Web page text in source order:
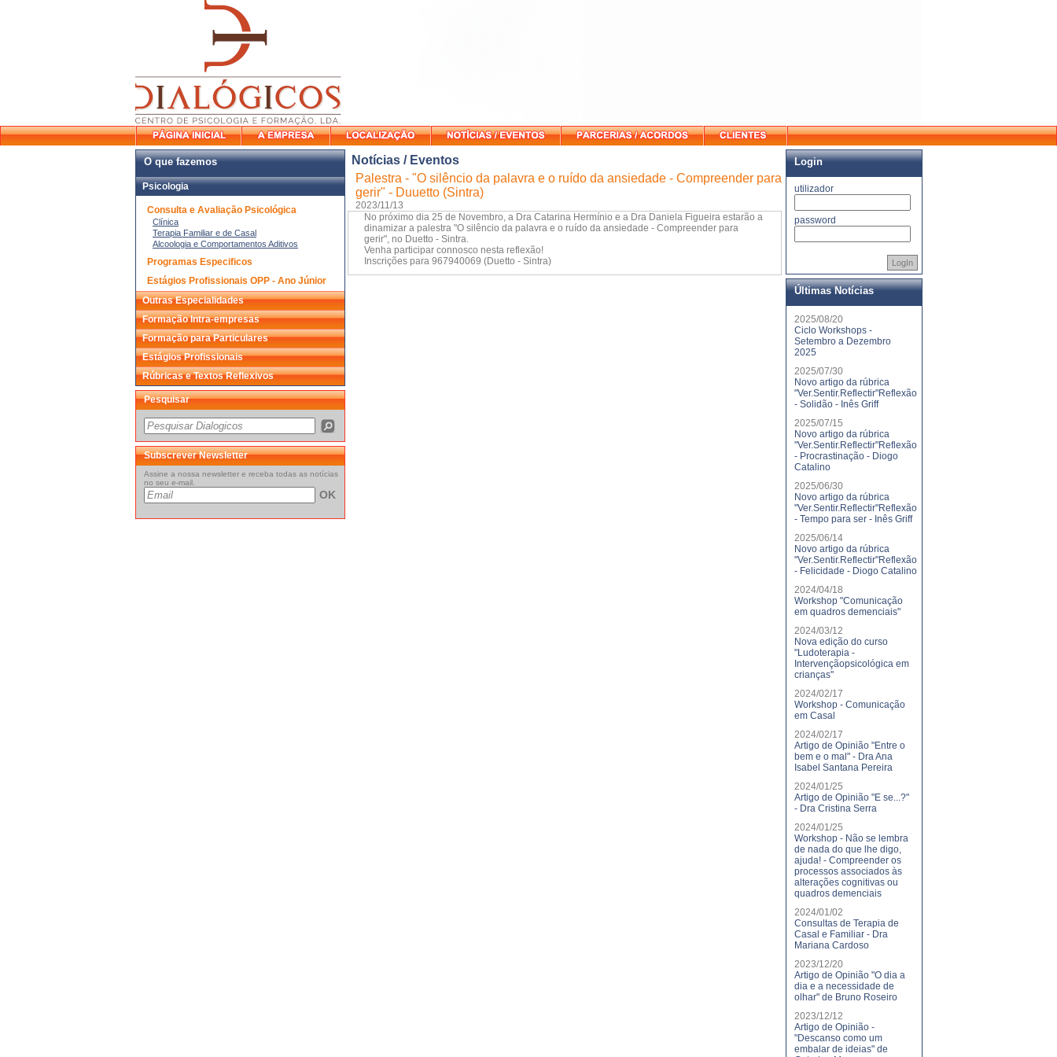
O que fazemos
Psicologia
Consulta e Avaliação Psicológica
Clínica
Terapia Familiar e de Casal
Alcoologia e Comportamentos Aditivos
Programas Especificos
Estágios Profissionais OPP - Ano Júnior
Outras Especialidades
Formação Intra-empresas
Formação para Particulares
Estágios Profissionais
Rúbricas e Textos Reflexivos
Pesquisar
Subscrever Newsletter
Assine a nossa newsletter e receba todas as notícias
no seu e-mail.
OK
Notícias / Eventos
Palestra - "O silêncio da palavra e o ruído da ansiedade - Compreender para
gerir" - Duuetto (Sintra)
2023/11/13
No próximo dia 25 de Novembro, a Dra Catarina Hermínio e a Dra Daniela Figueira estarão a
dinamizar a palestra "O silêncio da palavra e o ruído da ansiedade - Compreender para
gerir", no Duetto - Sintra.
Venha participar connosco nesta reflexão!
Inscrições para 967940069 (Duetto - Sintra)
Login
utilizador
password
LogIn
Últimas Notícias
2025/08/20
Ciclo Workshops -
Setembro a Dezembro
2025
2025/07/30
Novo artigo da rúbrica
"Ver.Sentir.Reflectir"Reflexão
- Solidão - Inês Griff
2025/07/15
Novo artigo da rúbrica
"Ver.Sentir.Reflectir"Reflexão
- Procrastinação - Diogo
Catalino
2025/06/30
Novo artigo da rúbrica
"Ver.Sentir.Reflectir"Reflexão
- Tempo para ser - Inês Griff
2025/06/14
Novo artigo da rúbrica
"Ver.Sentir.Reflectir"Reflexão
- Felicidade - Diogo Catalino
2024/04/18
Workshop "Comunicação
em quadros demenciais"
2024/03/12
Nova edição do curso
"Ludoterapia -
Intervençãopsicológica em
crianças"
2024/02/17
Workshop - Comunicação
em Casal
2024/02/17
Artigo de Opinião "Entre o
bem e o mal" - Dra Ana
Isabel Santana Pereira
2024/01/25
Artigo de Opinião "E se...?"
- Dra Cristina Serra
2024/01/25
Workshop - Não se lembra
de nada do que lhe digo,
ajuda! - Compreender os
processos associados às
alterações cognitivas ou
quadros demenciais
2024/01/02
Consultas de Terapia de
Casal e Familiar - Dra
Mariana Cardoso
2023/12/20
Artigo de Opinião "O dia a
dia e a necessidade de
olhar" de Bruno Roseiro
2023/12/12
Artigo de Opinião -
"Descanso como um
embalar de ideias" de